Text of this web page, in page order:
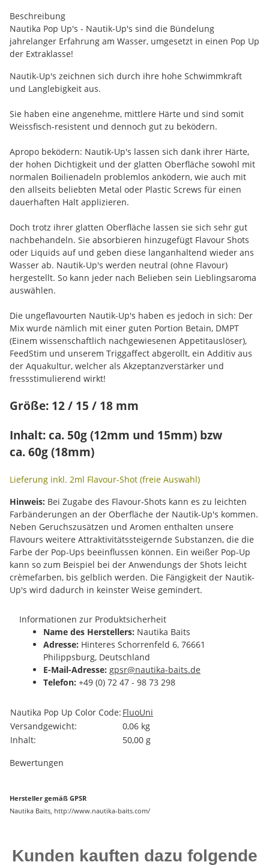
Beschreibung
Nautika Pop Up's - Nautik-Up's sind die Bündelung
jahrelanger Erfahrung am Wasser, umgesetzt in einen Pop Up
der Extraklasse!
Nautik-Up's zeichnen sich durch ihre hohe Schwimmkraft
und Langlebigkeit aus.
Sie haben eine angenehme, mittlere Härte und sind somit
Weissfisch-resistent und dennoch gut zu beködern.
Apropo beködern: Nautik-Up's lassen sich dank ihrer Härte,
der hohen Dichtigkeit und der glatten Oberfläche sowohl mit
normalen Boilienadeln problemlos anködern, wie auch mit
den allseits beliebten Metal oder Plastic Screws für einen
dauerhaften Halt applizieren.
Doch trotz ihrer glatten Oberfläche lassen sie sich sehr gut
nachbehandeln. Sie absorbieren hinzugefügt Flavour Shots
oder Liquids auf und geben diese langanhaltend wieder ans
Wasser ab. Nautik-Up's werden neutral (ohne Flavour)
hergestellt. So kann jeder nach Belieben sein Lieblingsaroma
auswählen.
Die ungeflavourten Nautik-Up's haben es jedoch in sich: Der
Mix wurde nämlich mit einer guten Portion Betain, DMPT
(Einem wissenschaftlich nachgewiesenen Appetitauslöser),
FeedStim und unserem Triggaffect abgerollt, ein Additiv aus
der Aquakultur, welcher als Akzeptanzverstärker und
fressstimulierend wirkt!
Größe: 12 / 15 / 18 mm
Inhalt: ca. 50g (12mm und 15mm) bzw
ca. 60g (18mm)
Lieferung inkl. 2ml Flavour-Shot (freie Auswahl)
Hinweis: Bei Zugabe des Flavour-Shots kann es zu leichten
Farbänderungen an der Oberfläche der Nautik-Up's kommen.
Neben Geruchszusätzen und Aromen enthalten unsere
Flavours weitere Attraktivitätssteigernde Substanzen, die die
Farbe der Pop-Ups beeinflussen können. Ein weißer Pop-Up
kann so zum Beispiel bei der Anwendungs der Shots leicht
crèmefarben, bis gelblich werden. Die Fängigkeit der Nautik-
Up's wird dadurch in keinster Weise gemindert.
Informationen zur Produktsicherheit
Name des Herstellers: Nautika Baits
Adresse: Hinteres Schorrenfeld 6, 76661
Philippsburg, Deutschland
E-Mail-Adresse: gpsr@nautika-baits.de
Telefon: +49 (0) 72 47 - 98 73 298
Produkteigenschaft
Wert
Nautika Pop Up Color Code: FluoUni
Versandgewicht:
0,06 kg
Inhalt:
50,00 g
Bewertungen
Hersteller gemäß GPSR
Nautika Baits, http://www.nautika-baits.com/
Kunden kauften dazu folgende